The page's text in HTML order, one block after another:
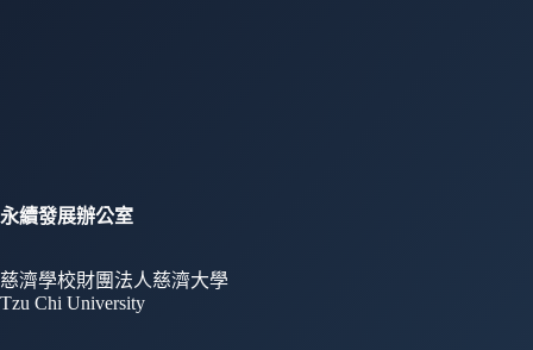
永續發展辦公室
慈濟學校財團法人慈濟大學
Tzu Chi University